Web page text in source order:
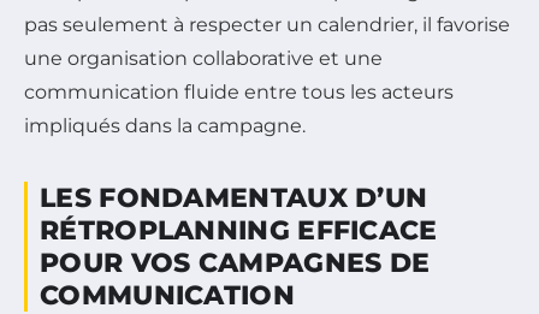
pas seulement à respecter un calendrier, il favorise
une organisation collaborative et une
communication fluide entre tous les acteurs
impliqués dans la campagne.
LES FONDAMENTAUX D’UN
RÉTROPLANNING EFFICACE
POUR VOS CAMPAGNES DE
COMMUNICATION